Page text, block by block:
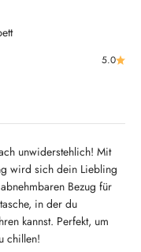
5.0
unwiderstehlich! Mit
wird sich dein Liebling
Bezug für
in der du
kannst. Perfekt, um
chillen!